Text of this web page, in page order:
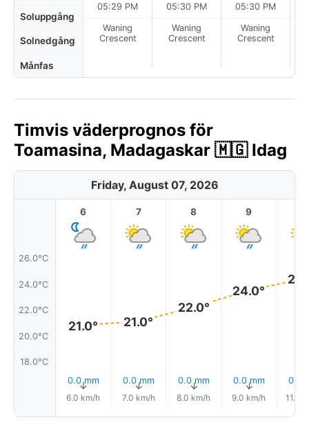
Soluppgång
Solnedgång
Månfas
05:29 PM
Waning
Crescent
05:30 PM
Waning
Crescent
05:30 PM
Waning
Crescent
Timvis väderprognos för
Toamasina, Madagaskar 🇲🇬 Idag
Friday, August 07, 2026
26.0°C
24.0°C
22.0°C
20.0°C
18.0°C
6
21.0°
0.0 mm
↑
6.0 km/h
7
21.0°
0.0 mm
↑
7.0 km/h
8
22.0°
0.0 mm
↑
8.0 km/h
9
24.0°
0.0 mm
↑
9.0 km/h
0.0
11.0